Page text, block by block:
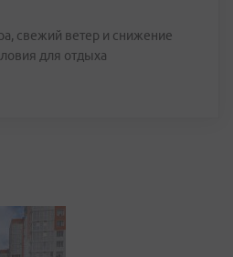
свежий ветер и снижение
для отдыха